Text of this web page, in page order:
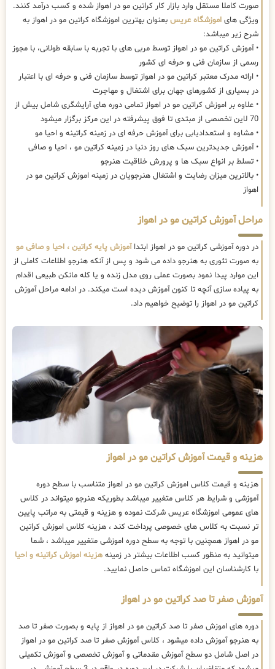
صورت کاملا مستقل وارد بازار کار کراتین مو در اهواز شده و کسب درآمد کنند.
ویژگی های اموزشگاه عریس بعنوان بهترین اموزشگاه کراتین مو در اهواز به
شرح زیر میباشد:
• آموزش کراتین مو در اهواز توسط مربی های با تجربه با سابقه طولانی، با مجوز
رسمی از سازمان فنی و حرفه ای کشور
• ارائه مدرک معتبر کراتین مو در اهواز توسط سازمان فنی و حرفه ای با اعتبار
در بسیاری از کشورهای جهان برای اشتغال و مهاجرت
• علاوه بر اموزش کراتین مو در اهواز تمامی دوره های آرایشگری شامل بیش از
70 لاین تخصصی از مبتدی تا فوق پیشرفته در این مرکز برگزار میشود
• مشاوه و استعدادیابی برای آموزش حرفه ای در زمینه کراتینه و احیا مو
• آموزش جدیدترین سبک های روز دنیا در زمینه کراتین مو ، احیا و صافی
• تسلط بر انواع سبک ها و پرورش خلاقیت هنرجو
• بالاترین میزان رضایت و اشتغال هنرجویان در زمینه اموزش کراتین مو در
اهواز
مراحل آموزش کراتین مو در اهواز
در دوره آموزشی کراتین مو در اهواز ابتداآموزش پایه کراتین ، احیا و صافی مو
به صورت تئوری به هنرجو داده می شود و پس از آنکه هنرجو اطلاعات کاملی از
این موارد پیدا نمود بصورت عملی روی مدل زنده و یا کله مانکن طبیعی اقدام
به پیاده سازی آنچه تا کنون آموزش دیده است میکند. در ادامه مراحل آموزش
کراتین مو در اهواز را توضیح خواهیم داد.
هزینه و قیمت آموزش کراتین مو در اهواز
هزینه و قیمت کلاس اموزش کراتین مو در اهواز متناسب با سطح دوره
آموزشی و شرایط هر کلاس متغییر میباشد بطوریکه هنرجو میتواند در کلاس
های عمومی اموزشگاه عریس شرکت نموده و هزینه و قیمتی به مراتب پایین
تر نسبت به کلاس های خصوصی پرداخت کند ، هزینه کلاس اموزش کراتین
مو در اهواز همچنین با توجه به سطح دوره اموزشی متغییر میباشد ، شما
میتوانید به منظور کسب اطلاعات بیشتر در زمینه هزینه اموزش کراتینه و احیا
با کارشناسان این اموزشگاه تماس حاصل نمایید.
آموزش صفر تا صد کراتین مو در اهواز
دوره های اموزش صفر تا صد کراتین مو در اهواز از پایه و بصورت صفر تا صد
به هنرجو آموزش داده میشود ، کلاس آموزش صفر تا صد کراتین مو در اهواز
در اصل شامل دو سطح آموزش مقدماتی و آموزش تخصصی و آموزش تکمیلی